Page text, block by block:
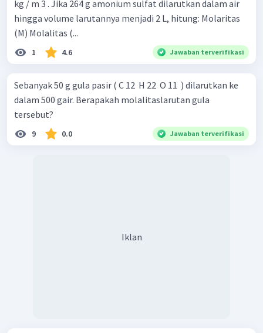
kg / m 3 . Jika 264 g amonium sulfat dilarutkan dalam air
hingga volume larutannya menjadi 2 L, hitung: Molaritas
(M) Molalitas (...
1 4.6 Jawaban terverifikasi
Sebanyak 50 g gula pasir ( C 12 ​ H 22 ​ O 11 ​ ) dilarutkan ke
dalam 500 gair. Berapakah molalitaslarutan gula
tersebut?
9 0.0 Jawaban terverifikasi
Iklan